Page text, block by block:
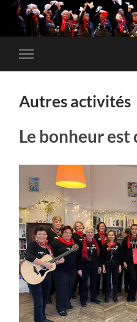
Toggle
mobile
Autres activités
Le bonheur est